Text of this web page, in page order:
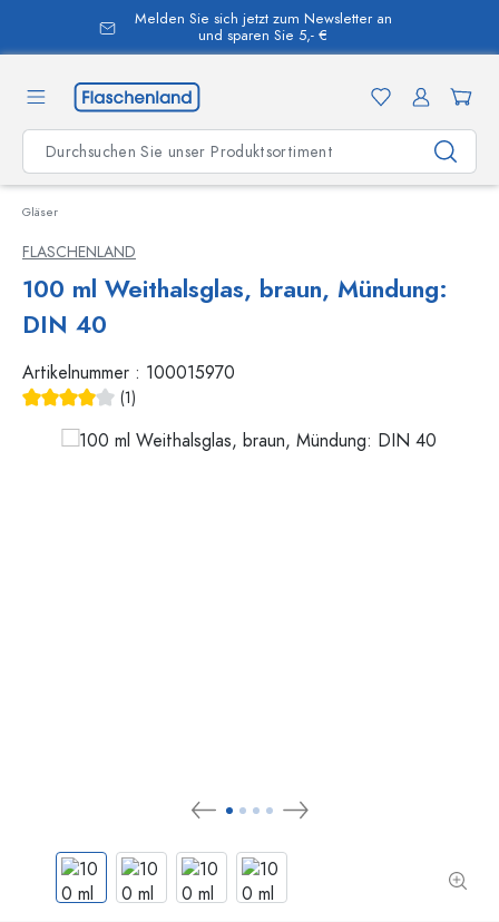
springen
Melden Sie sich jetzt zum Newsletter an
und sparen Sie 5,- €
Gläser
FLASCHENLAND
100 ml Weithalsglas, braun, Mündung:
DIN 40
Artikelnummer : 100015970
(1)